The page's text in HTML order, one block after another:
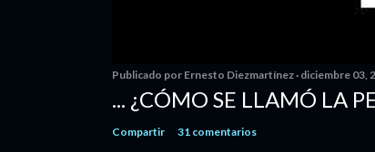
Publicado por Ernesto Diezmartínez diciembre 03,
... ¿CÓMO SE LLAMÓ LA
Compartir 31 comentarios